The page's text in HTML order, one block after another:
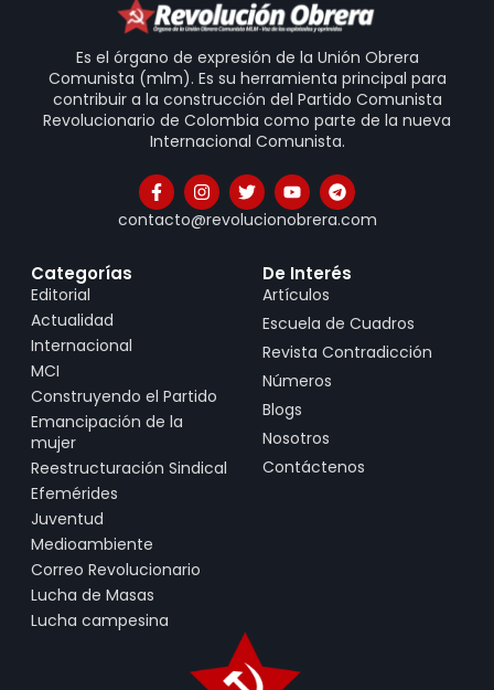
Es el órgano de expresión de la Unión Obrera
Comunista (mlm). Es su herramienta principal para
contribuir a la construcción del Partido Comunista
Revolucionario de Colombia como parte de la nueva
Internacional Comunista.
contacto@revolucionobrera.com
Categorías
Editorial
Actualidad
Internacional
MCI
Construyendo el Partido
Emancipación de la
mujer
Reestructuración Sindical
Efemérides
Juventud
Medioambiente
Correo Revolucionario
Lucha de Masas
Lucha campesina
De Interés
Artículos
Escuela de Cuadros
Revista Contradicción
Números
Blogs
Nosotros
Contáctenos